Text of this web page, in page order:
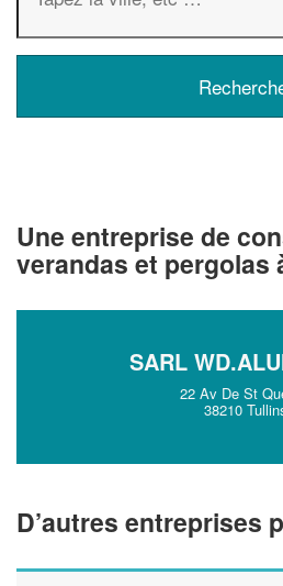
Une entreprise de
verandas et pergolas
SARL
22 Av De St
38210
D’autres entreprises
✕
Vous
En